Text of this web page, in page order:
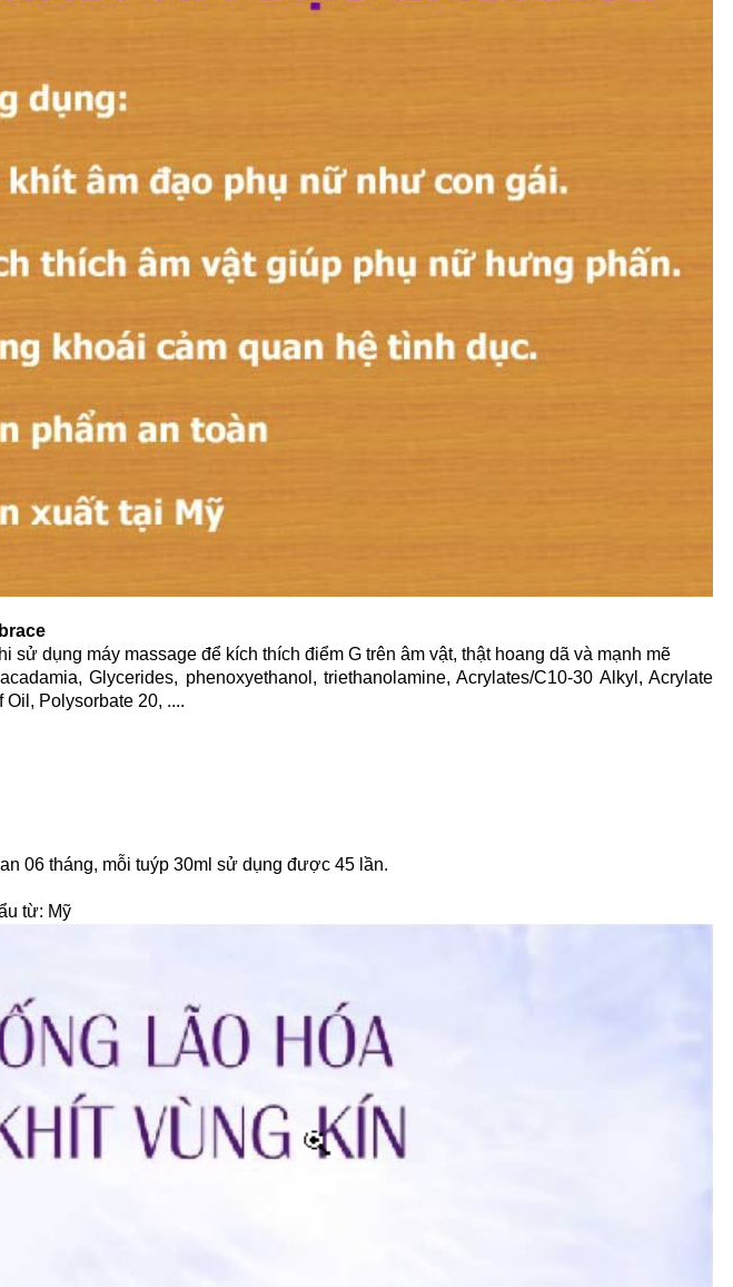
sử dụng máy massage để kích thích điểm G trên âm vật, thật hoang dã và mạnh mẽ
Glycerides, phenoxyethanol, triethanolamine, Acrylates/C10-30 Alkyl, Acrylate
Polysorbate 20, ....
06 tháng, mỗi tuýp 30ml sử dụng được 45 lần.
từ: Mỹ